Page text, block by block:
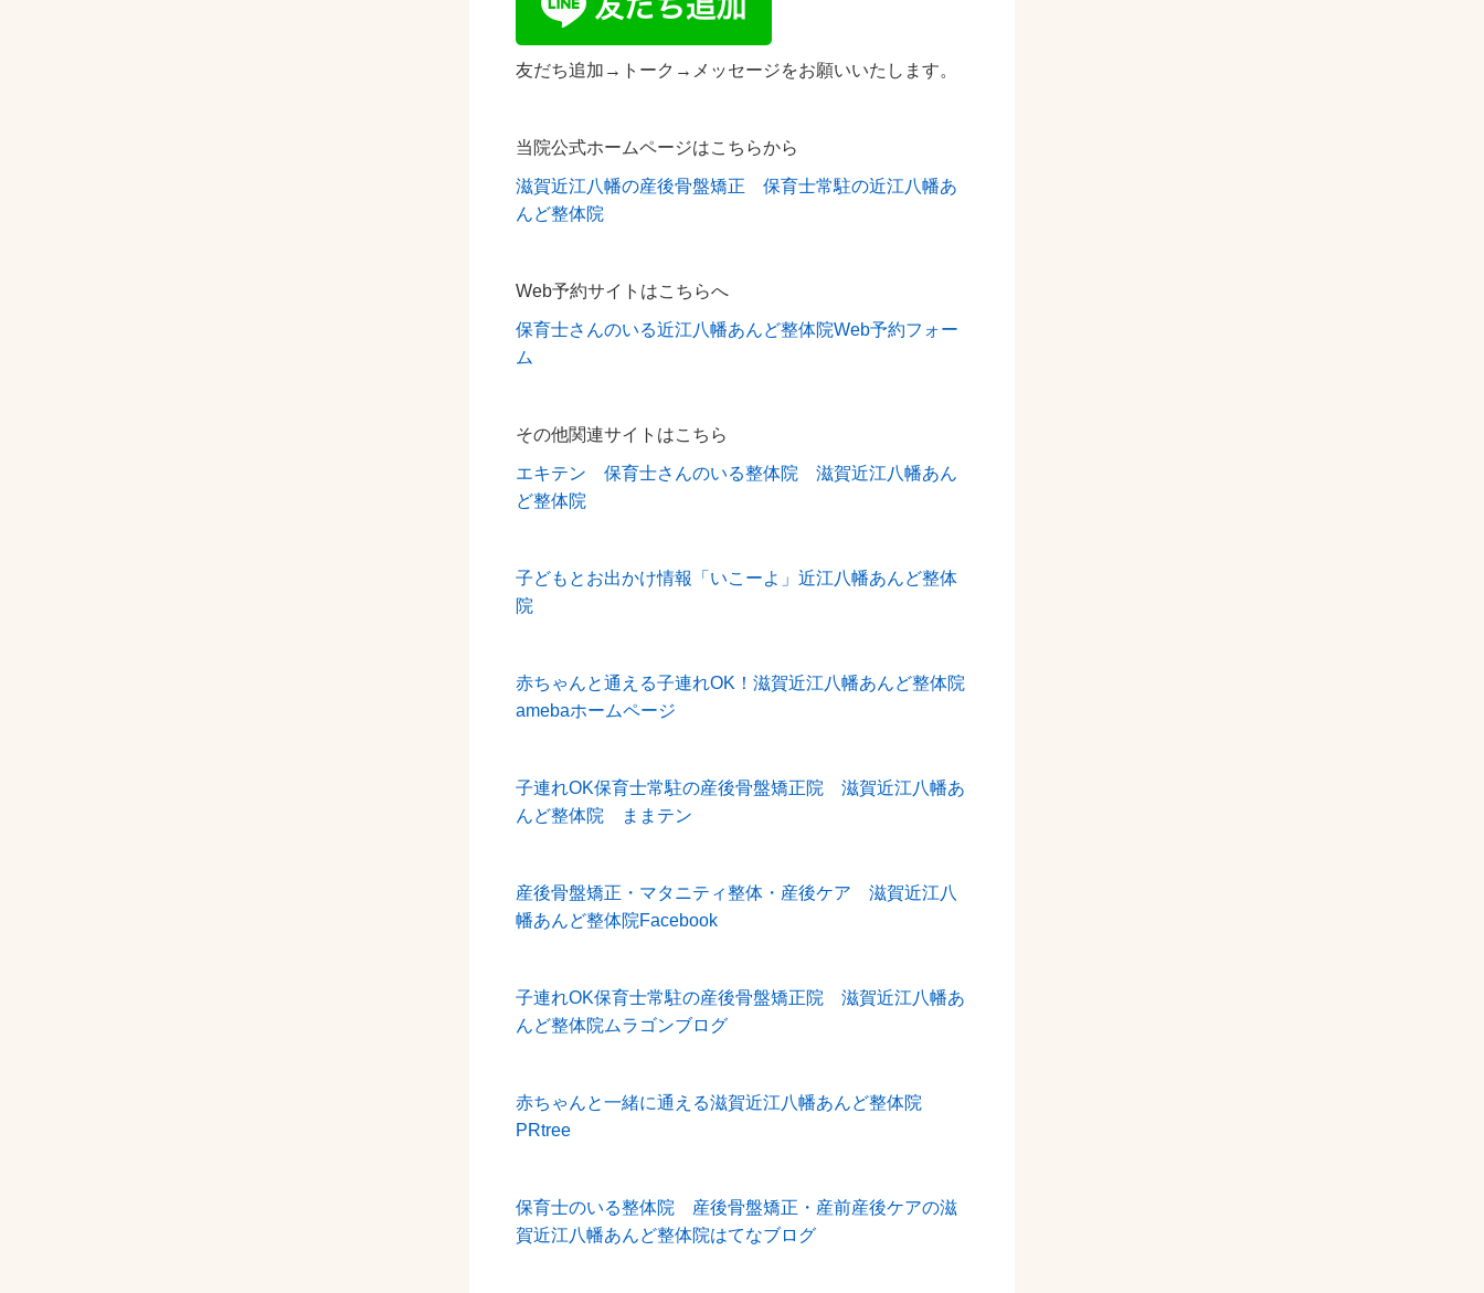
友だち追加→トーク→メッセージをお願いいたします。
当院公式ホームページはこちらから
滋賀近江八幡の産後骨盤矯正 保育士常駐の近江八幡あ
んど整体院
Web予約サイトはこちらへ
保育士さんのいる近江八幡あんど整体院Web予約フォー
ム
その他関連サイトはこちら
エキテン 保育士さんのいる整体院 滋賀近江八幡あん
ど整体院
子どもとお出かけ情報「いこーよ」近江八幡あんど整体
院
赤ちゃんと通える子連れOK！滋賀近江八幡あんど整体院
amebaホームページ
子連れOK保育士常駐の産後骨盤矯正院 滋賀近江八幡あ
んど整体院 ままテン
産後骨盤矯正・マタニティ整体・産後ケア 滋賀近江八
幡あんど整体院Facebook
子連れOK保育士常駐の産後骨盤矯正院 滋賀近江八幡あ
んど整体院ムラゴンブログ
赤ちゃんと一緒に通える滋賀近江八幡あんど整体院
PRtree
保育士のいる整体院 産後骨盤矯正・産前産後ケアの滋
賀近江八幡あんど整体院はてなブログ